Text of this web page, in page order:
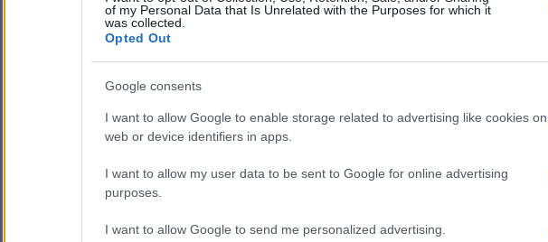
of my Personal Data that Is Unrelated with the Purposes for which it
was collected.
Opted Out
Google consents
I want to allow Google to enable storage related to advertising like cookies on
web or device identifiers in apps.
I want to allow my user data to be sent to Google for online advertising
purposes.
I want to allow Google to send me personalized advertising.